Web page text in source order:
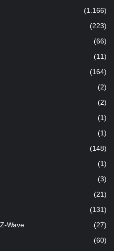
(1.166)
(223)
(66)
(11)
(164)
(2)
(2)
(1)
(1)
(148)
(1)
(3)
(21)
(131)
Wave (27)
(60)